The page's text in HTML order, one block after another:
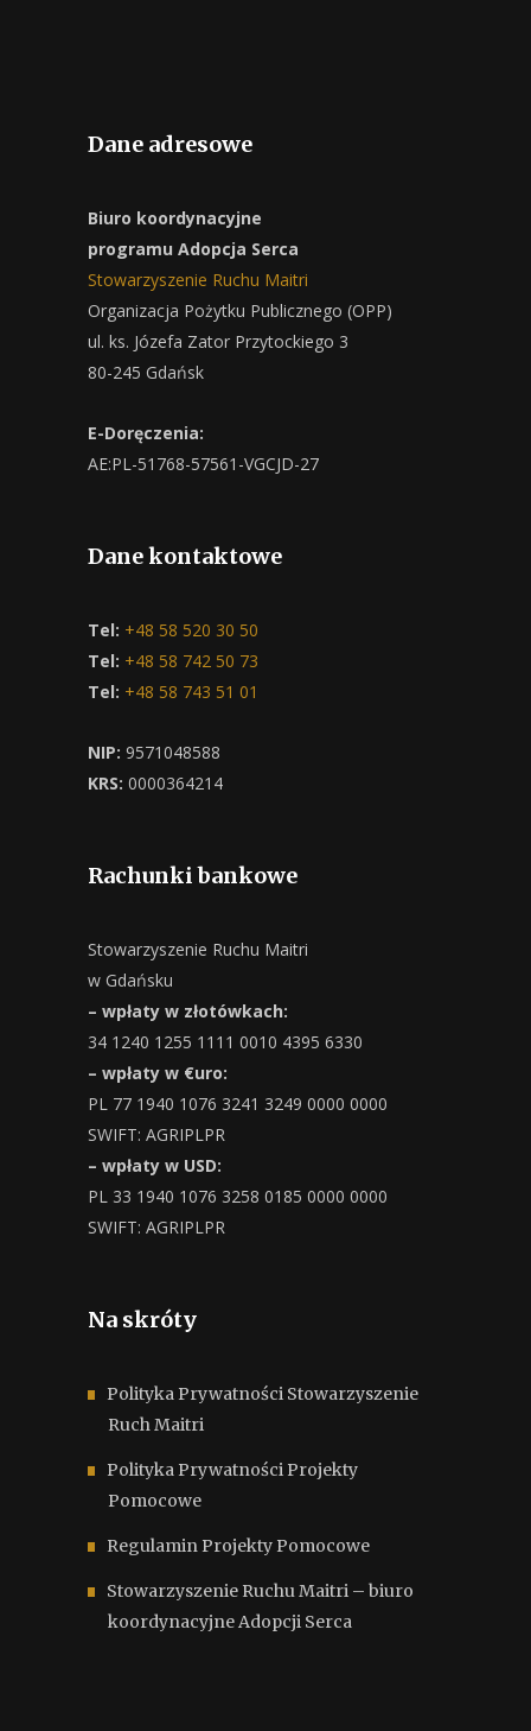
Dane adresowe
Biuro koordynacyjne
programu Adopcja Serca
Stowarzyszenie Ruchu Maitri
Organizacja Pożytku Publicznego (OPP)
ul. ks. Józefa Zator Przytockiego 3
80-245 Gdańsk
E-Doręczenia:
AE:PL-51768-57561-VGCJD-27
Dane kontaktowe
Tel: +48 58 520 30 50
Tel: +48 58 742 50 73
Tel: +48 58 743 51 01
NIP: 9571048588
KRS: 0000364214
Rachunki bankowe
Stowarzyszenie Ruchu Maitri
w Gdańsku
– wpłaty w złotówkach:
34 1240 1255 1111 0010 4395 6330
– wpłaty w €uro:
PL 77 1940 1076 3241 3249 0000 0000
SWIFT: AGRIPLPR
– wpłaty w USD:
PL 33 1940 1076 3258 0185 0000 0000
SWIFT: AGRIPLPR
Na skróty
Polityka Prywatności Stowarzyszenie
Ruch Maitri
Polityka Prywatności Projekty
Pomocowe
Regulamin Projekty Pomocowe
Stowarzyszenie Ruchu Maitri – biuro
koordynacyjne Adopcji Serca